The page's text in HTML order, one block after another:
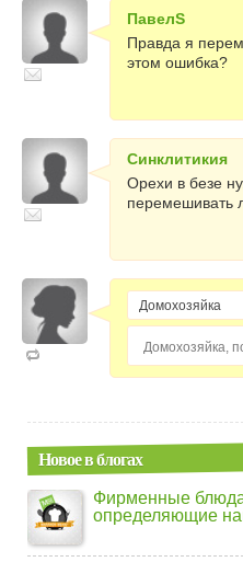
ПавелS
Правда я
этом ошибка?
Синклитикия
Орехи в безе
перемешивать
Новое в блогах
Фирменные
определяющие